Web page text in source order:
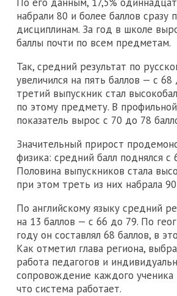
набрали 80 и более баллов сразу
дисциплинам. За год в школе
баллы почти по всем предметам.
Так, средний результат по
увеличился на пять баллов — с
третий выпускник стал
по этому предмету. В
показатель вырос с 70 до 78
Значительный прирост
физика: средний балл поднялся с
Половина выпускников стала
при этом треть из них набрала
По английскому языку средний
на 13 баллов — с 66 до 79. По
году он составлял 68 баллов, в
Как отметил глава региона,
работа педагогов и
сопровождение каждого
что система работает.